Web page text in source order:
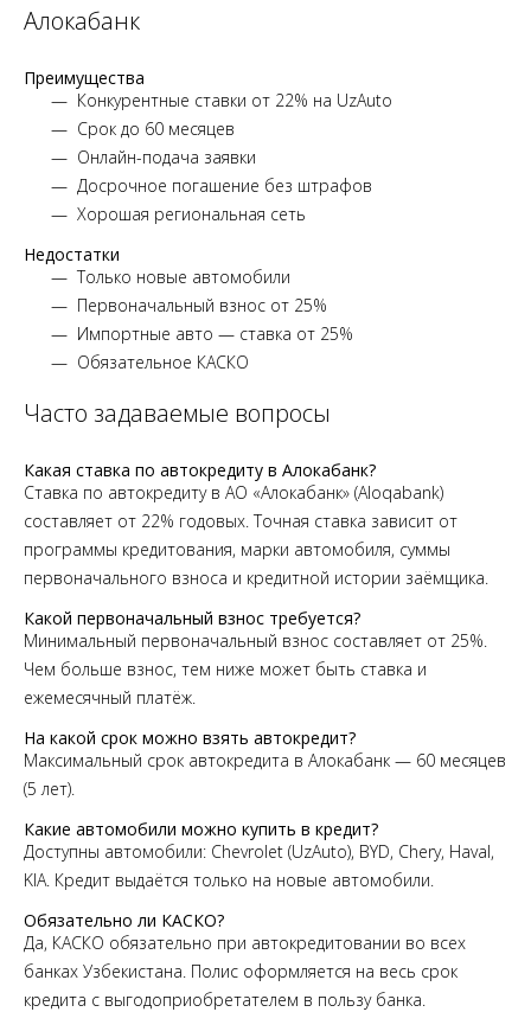
Алокабанк
Преимущества
Конкурентные ставки от 22% на UzAuto
Срок до 60 месяцев
Онлайн-подача заявки
Досрочное погашение без штрафов
Хорошая региональная сеть
Недостатки
Только новые автомобили
Первоначальный взнос от 25%
Импортные авто — ставка от 25%
Обязательное КАСКО
Часто задаваемые вопросы
Какая ставка по автокредиту в Алокабанк?
Ставка по автокредиту в АО «Алокабанк» (Aloqabank)
составляет от 22% годовых. Точная ставка зависит от
программы кредитования, марки автомобиля, суммы
первоначального взноса и кредитной истории заёмщика.
Какой первоначальный взнос требуется?
Минимальный первоначальный взнос составляет от 25%.
Чем больше взнос, тем ниже может быть ставка и
ежемесячный платёж.
На какой срок можно взять автокредит?
Максимальный срок автокредита в Алокабанк — 60 месяцев
(5 лет).
Какие автомобили можно купить в кредит?
Доступны автомобили: Chevrolet (UzAuto), BYD, Chery, Haval,
KIA. Кредит выдаётся только на новые автомобили.
Обязательно ли КАСКО?
Да, КАСКО обязательно при автокредитовании во всех
банках Узбекистана. Полис оформляется на весь срок
кредита с выгодоприобретателем в пользу банка.